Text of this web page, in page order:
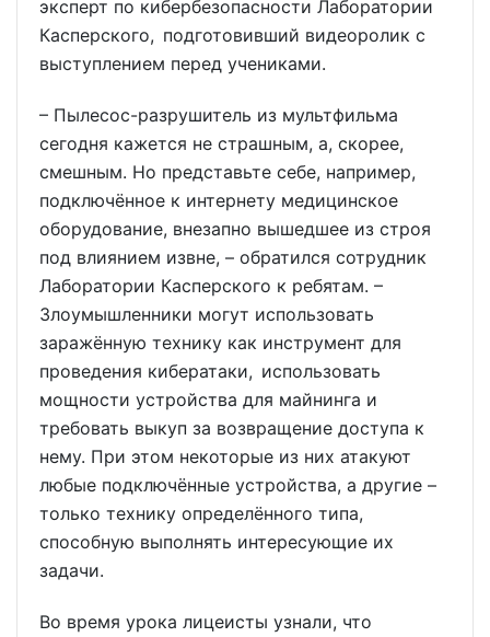
эксперт по кибербезопасности Лаборатории
Касперского, подготовивший видеоролик с
выступлением перед учениками.
– Пылесос-разрушитель из мультфильма
сегодня кажется не страшным, а, скорее,
смешным. Но представьте себе, например,
подключённое к интернету медицинское
оборудование, внезапно вышедшее из строя
под влиянием извне, – обратился сотрудник
Лаборатории Касперского к ребятам. –
Злоумышленники могут использовать
заражённую технику как инструмент для
проведения кибератаки, использовать
мощности устройства для майнинга и
требовать выкуп за возвращение доступа к
нему. При этом некоторые из них атакуют
любые подключённые устройства, а другие –
только технику определённого типа,
способную выполнять интересующие их
задачи.
Во время урока лицеисты узнали, что